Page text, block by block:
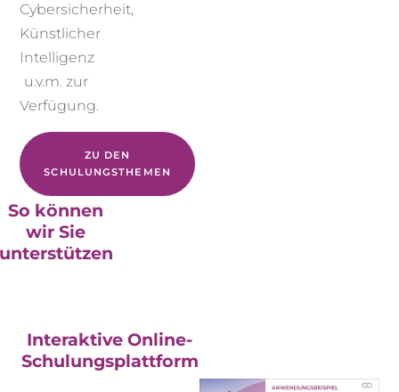
Cybersicherheit,
Künstlicher
Intelligenz
u.v.m. zur
Verfügung.
ZU DEN
SCHULUNGSTHEMEN
So können
wir Sie
Interaktive Online-
Schulungsplattform